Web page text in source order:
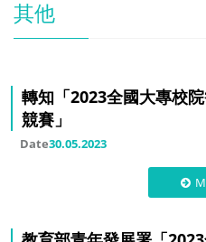
其他
轉知「2023全國大專校
競賽」
Date30.05.2023